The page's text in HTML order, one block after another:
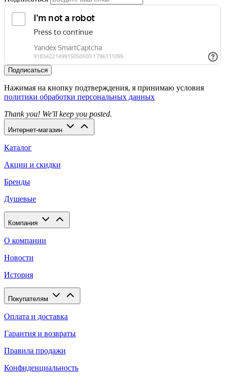
Подписаться
Нажимая на кнопку подтверждения, я принимаю условия
политики обработки персональных данных
Thank you! We'll keep you posted.
Интернет-магазин
Каталог
Акции и скидки
Бренды
Душевые
Компания
О компании
Новости
История
Покупателям
Оплата и доставка
Гарантия и возвраты
Правила продажи
Конфиденциальность